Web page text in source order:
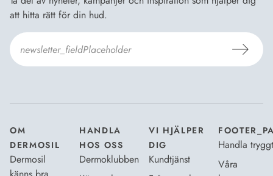
att hitta rätt för din hud.
OM
DERMOSIL
Dermosil
HANDLA
HOS OSS
Dermoklubben
VI HJÄLPER
DIG
Kundtjänst
Handla tryggt
Våra